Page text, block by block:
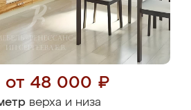
от 48 000 ₽
верха и низа